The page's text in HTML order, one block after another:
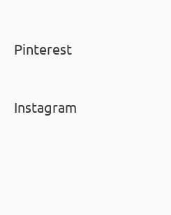
Pinterest
Instagram